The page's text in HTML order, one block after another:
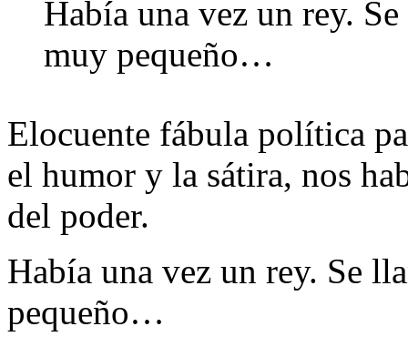
Había una vez un rey.
muy pequeño…
Elocuente fábula política
el humor y la sátira, nos
del poder.
Había una vez un rey. Se
pequeño…